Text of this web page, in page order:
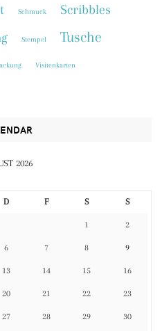
Schmuck Scribbles
Stempel Tusche
Visitenkarten
2026
D F S S
1 2
6 7 8 9
13 14 15 16
20 21 22 23
27 28 29 30